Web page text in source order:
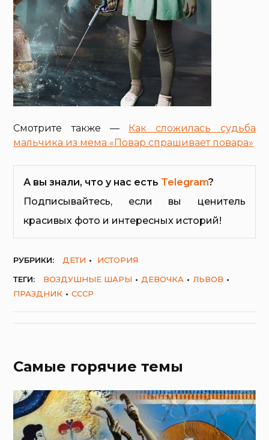
Смотрите также — Как сложилась судьба
мальчика из мема «Повар спрашивает повара»
А вы знали, что у нас есть Telegram?
Подписывайтесь, если вы ценитель
красивых фото и интересных историй!
РУБРИКИ: ДЕТИ
ИСТОРИЯ
ТЕГИ:
ВОЗДУШНЫЕ ШАРЫ ДЕВОЧКА
ЛЬВОВ
ПРАЗДНИК
СССР
Самые горячие темы